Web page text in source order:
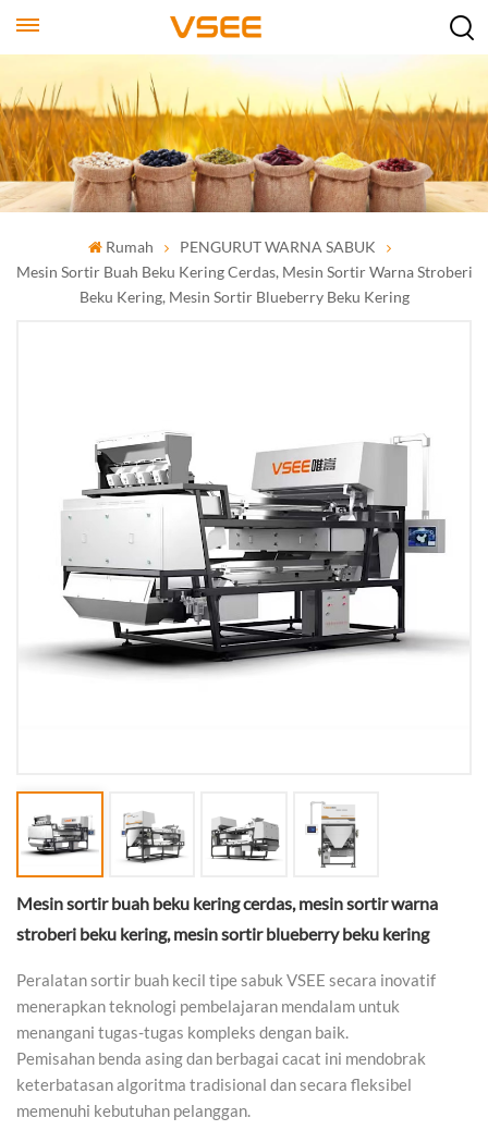
Rumah
PENGURUT WARNA SABUK
Mesin Sortir Buah Beku Kering Cerdas, Mesin Sortir Warna Stroberi
Beku Kering, Mesin Sortir Blueberry Beku Kering
Mesin sortir buah beku kering cerdas, mesin sortir warna
stroberi beku kering, mesin sortir blueberry beku kering
Peralatan sortir buah kecil tipe sabuk VSEE secara inovatif
menerapkan teknologi pembelajaran mendalam untuk
menangani tugas-tugas kompleks dengan baik.
Pemisahan benda asing dan berbagai cacat ini mendobrak
keterbatasan algoritma tradisional dan secara fleksibel
memenuhi kebutuhan pelanggan.